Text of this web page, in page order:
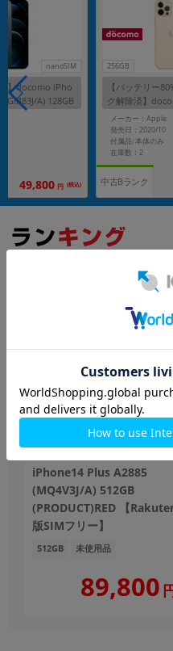
nanoSIM
】docomo iPho
A) 128GB
49,800 円 (税込)
256GB
【バッテリー
ク解除済】
2406
メーカー：Apple
発売日：2020/10
付属品: 本体のみ
在庫数：2
中古Bランク
iPhone14 Plus A2885
(MQ4V3J/A) 512GB
(PRODUCT)RED 【
版SIMフリー】
512GB 未使用品
89,800